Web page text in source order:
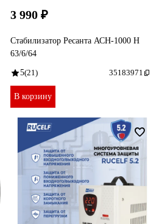
3 990 ₽
Стабилизатор Ресанта АСН-1000 Н
63/6/64
5(21) 35183971
В корзину